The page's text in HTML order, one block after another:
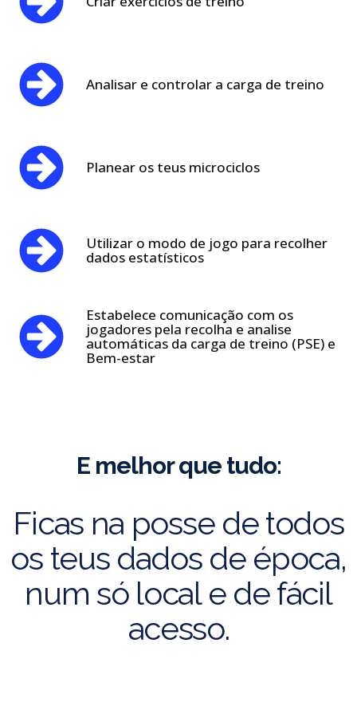
Analisar e controlar a carga de treino
Planear os teus microciclos
Utilizar o modo de jogo para recolher
dados estatísticos
Estabelece comunicação com os
jogadores pela recolha e analise
automáticas da carga de treino (PSE) e
Bem-estar
E melhor que tudo:
Ficas na posse de todos
os teus dados de época,
num só local e de fácil
acesso.